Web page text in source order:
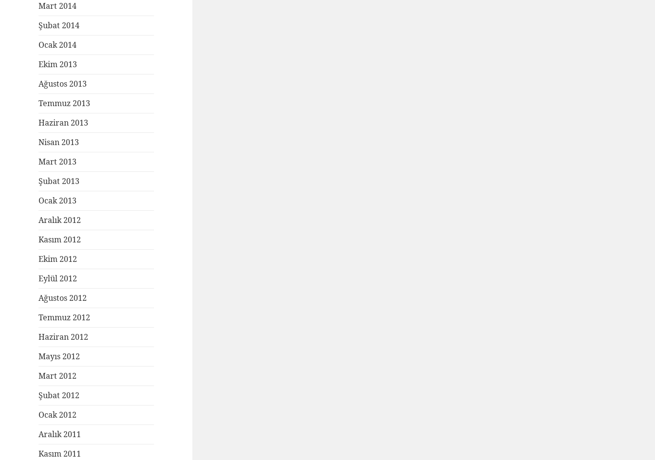
Mart 2014
Şubat 2014
Ocak 2014
Ekim 2013
Ağustos 2013
Temmuz 2013
Haziran 2013
Nisan 2013
Mart 2013
Şubat 2013
Ocak 2013
Aralık 2012
Kasım 2012
Ekim 2012
Eylül 2012
Ağustos 2012
Temmuz 2012
Haziran 2012
Mayıs 2012
Mart 2012
Şubat 2012
Ocak 2012
Aralık 2011
Kasım 2011